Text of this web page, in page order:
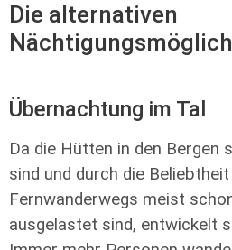
Die alternativen
Übernachtung im Tal
Da die Hütten in den Bergen
sind und durch die
Fernwanderwegs meist
ausgelastet sind, entwickelt